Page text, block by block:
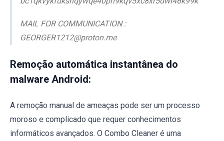
MAIL FOR COMMUNICATION :
GEORGER1212@proton.me
Remoção automática instantânea do
malware Android:
A remoção manual de ameaças pode ser um processo
moroso e complicado que requer conhecimentos
informáticos avançados. O Combo Cleaner é uma